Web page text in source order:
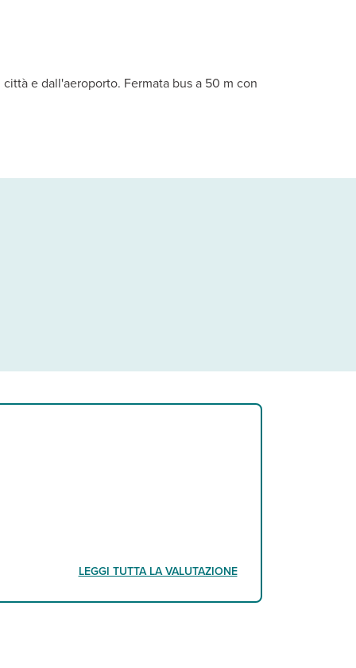
e dall'aeroporto. Fermata bus a 50 m con
aree comuni e parcheggio.
LEGGI TUTTA LA VALUTAZIONE